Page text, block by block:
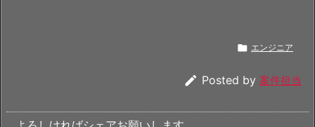
 エンジニア
 Posted by 案件担当